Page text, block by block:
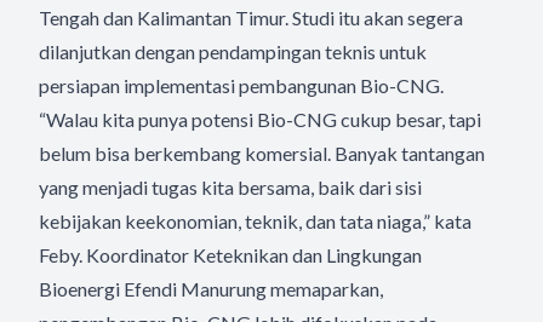
Tengah dan Kalimantan Timur. Studi itu akan segera
dilanjutkan dengan pendampingan teknis untuk
persiapan implementasi pembangunan Bio-CNG.
“Walau kita punya potensi Bio-CNG cukup besar, tapi
belum bisa berkembang komersial. Banyak tantangan
yang menjadi tugas kita bersama, baik dari sisi
kebijakan keekonomian, teknik, dan tata niaga,” kata
Feby. Koordinator Keteknikan dan Lingkungan
Bioenergi Efendi Manurung memaparkan,